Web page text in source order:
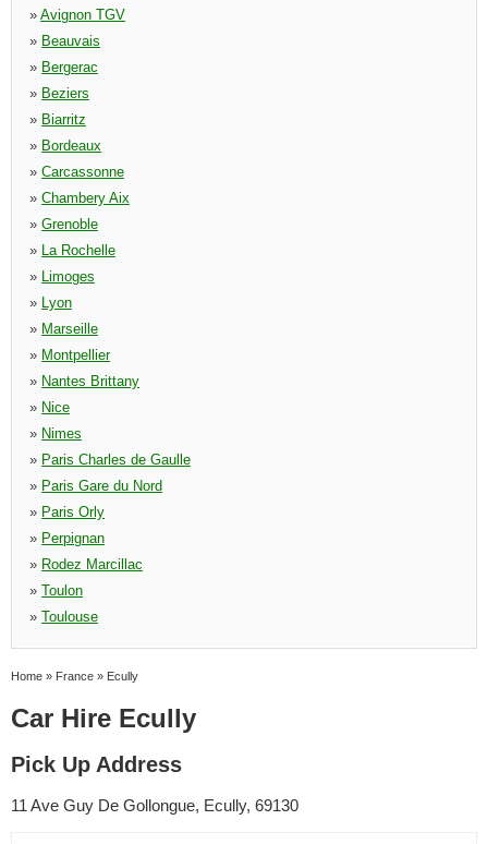
» Avignon TGV
» Beauvais
» Bergerac
» Beziers
» Biarritz
» Bordeaux
» Carcassonne
» Chambery Aix
» Grenoble
» La Rochelle
» Limoges
» Lyon
» Marseille
» Montpellier
» Nantes Brittany
» Nice
» Nimes
» Paris Charles de Gaulle
» Paris Gare du Nord
» Paris Orly
» Perpignan
» Rodez Marcillac
» Toulon
» Toulouse
Home » France » Ecully
Car Hire Ecully
Pick Up Address
11 Ave Guy De Gollongue, Ecully, 69130